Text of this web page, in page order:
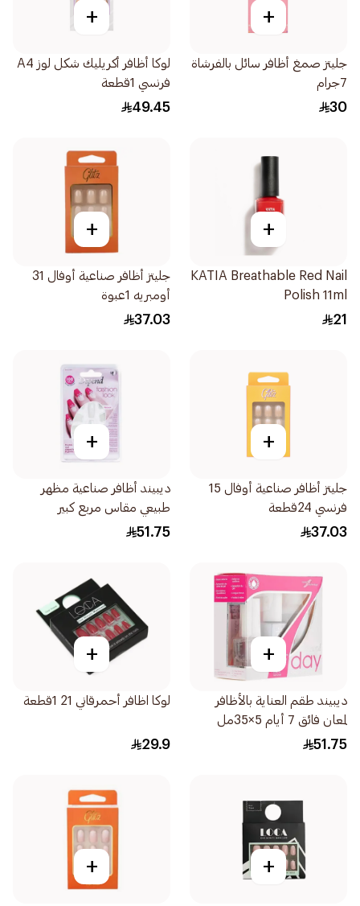
+
جليتز صمغ أظافر سائل بالفرشاة
7جرام
30
+
لوكا أظافر أكريليك شكل لوز A4
فرنسي 1قطعة
49.45
+
KATIA Breathable Red Nail
Polish 11ml
21
+
جليتز أظافر صناعية أوفال 31
أومبريه 1عبوة
37.03
+
جليتز أظافر صناعية أوفال 15
فرنسي 24قطعة
37.03
+
ديبيند أظافر صناعية مظهر
طبيعي مقاس مربع كبير
100قطعة
51.75
+
ديبيند طقم العناية بالأظافر
لمعان فائق 7 أيام 5×35مل
51.75
+
لوكا اظافر أحمرقاني 21 1قطعة
29.9
+
+